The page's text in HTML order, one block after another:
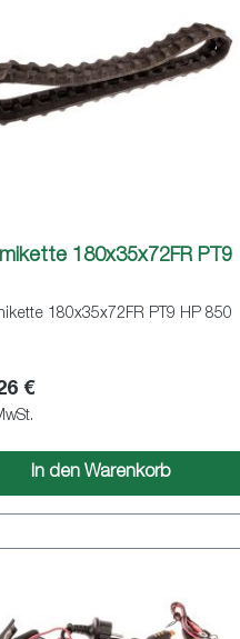
180x35x72FR PT9
180x35x72FR PT9 HP 850
€
In den Warenkorb